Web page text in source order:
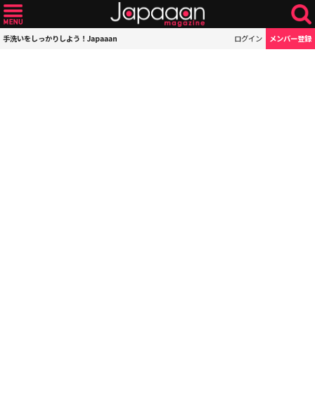
手洗いをしっかりしよう！Japaaan ログイン メンバー登録